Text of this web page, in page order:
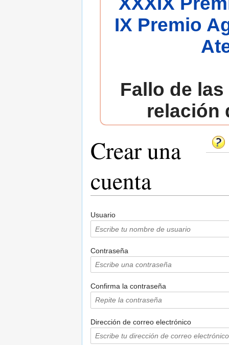
IX Premio
Fallo de
relación
Crear una
cuenta
Usuario
Contraseña
Confirma la contraseña
Dirección de correo electrónico